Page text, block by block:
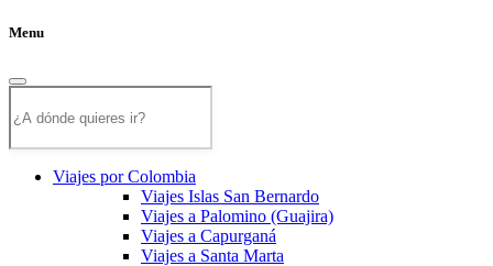
Menu
Viajes por Colombia
Viajes Islas San Bernardo
Viajes a Palomino (Guajira)
Viajes a Capurganá
Viajes a Santa Marta